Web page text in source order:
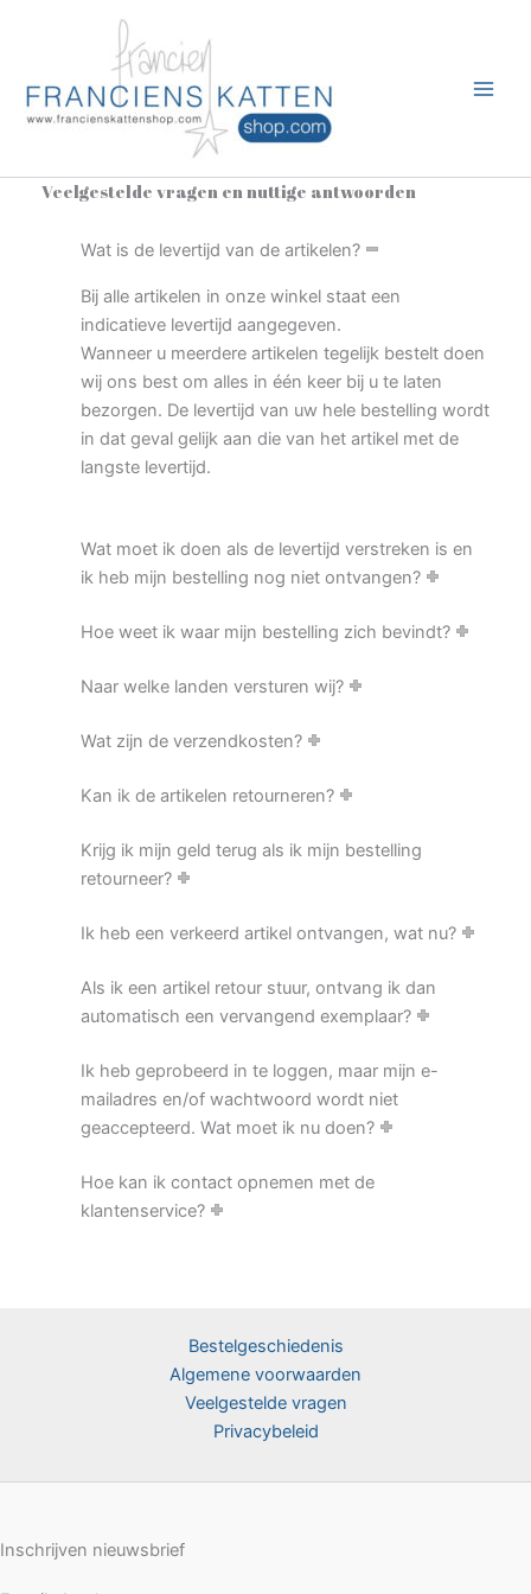
inhoud
Veelgestelde vragen en nuttige antwoorden
Wat is de levertijd van de artikelen?
Bij alle artikelen in onze winkel staat een
indicatieve levertijd aangegeven.
Wanneer u meerdere artikelen tegelijk bestelt doen
wij ons best om alles in één keer bij u te laten
bezorgen. De levertijd van uw hele bestelling wordt
in dat geval gelijk aan die van het artikel met de
langste levertijd.
Wat moet ik doen als de levertijd verstreken is en
ik heb mijn bestelling nog niet ontvangen?
Hoe weet ik waar mijn bestelling zich bevindt?
Naar welke landen versturen wij?
Wat zijn de verzendkosten?
Kan ik de artikelen retourneren?
Krijg ik mijn geld terug als ik mijn bestelling
retourneer?
Ik heb een verkeerd artikel ontvangen, wat nu?
Als ik een artikel retour stuur, ontvang ik dan
automatisch een vervangend exemplaar?
Ik heb geprobeerd in te loggen, maar mijn e-
mailadres en/of wachtwoord wordt niet
geaccepteerd. Wat moet ik nu doen?
Hoe kan ik contact opnemen met de
klantenservice?
Bestelgeschiedenis
Algemene voorwaarden
Veelgestelde vragen
Privacybeleid
Inschrijven nieuwsbrief